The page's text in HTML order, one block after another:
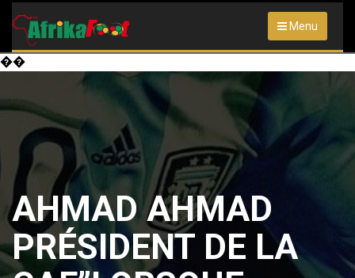
Menu
��
AHMAD AHMAD
PRÉSIDENT DE LA